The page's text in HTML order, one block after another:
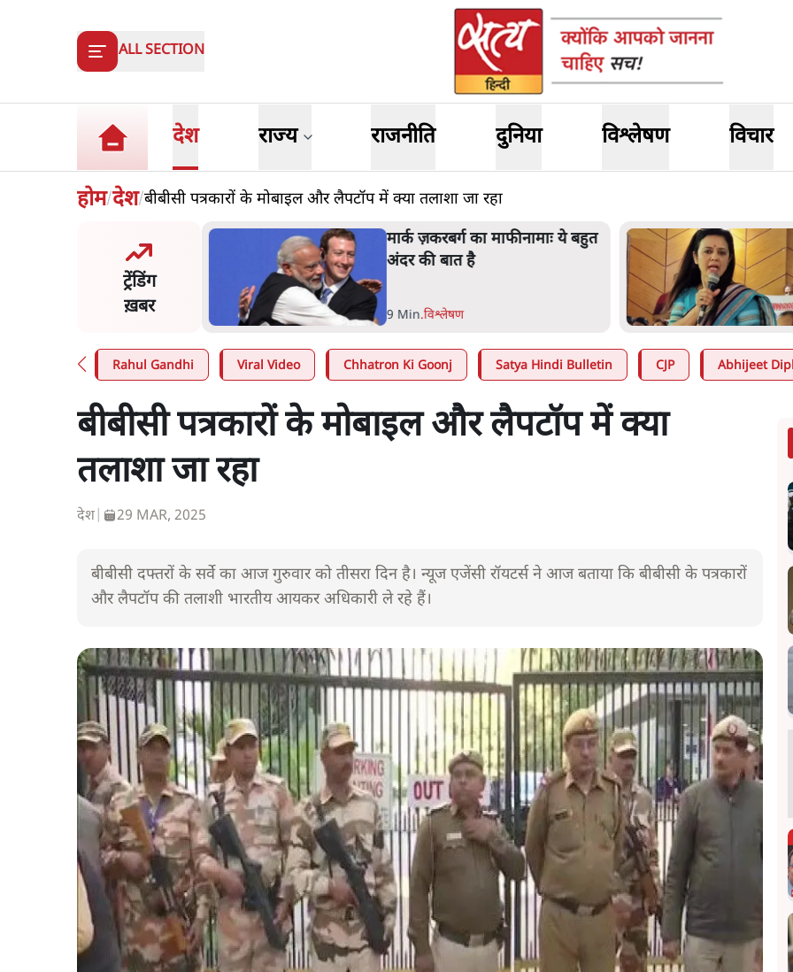
ALL SECTION
देश राज्य राजनीति दुनिया विश्लेषण विचार
होम/देश/बीबीसी पत्रकारों के मोबाइल और लैपटॉप में क्या तलाशा जा रहा
ट्रेंडिंग
ख़बर
का माफीनामाः ये बहुत
महुआ मोइत्रा से SC ने कहा- ' अंडों से
क्यों डरती हैं? स्वतंत्रता सेनानी सीने पर
4 Min.देश
Rahul Gandhi Viral Video Chhatron Ki Goonj Satya Hindi Bulletin CJP Abhijeet
बीबीसी पत्रकारों के मोबाइल और लैपटॉप में क्या
तलाशा जा रहा
देश 29 MAR, 2025
बीबीसी दफ्तरों के सर्वे का आज गुरुवार को तीसरा दिन है। न्यूज एजेंसी रॉयटर्स ने आज बताया कि बीबीसी के पत्रकारों
और लैपटॉप की तलाशी भारतीय आयकर अधिकारी ले रहे हैं।